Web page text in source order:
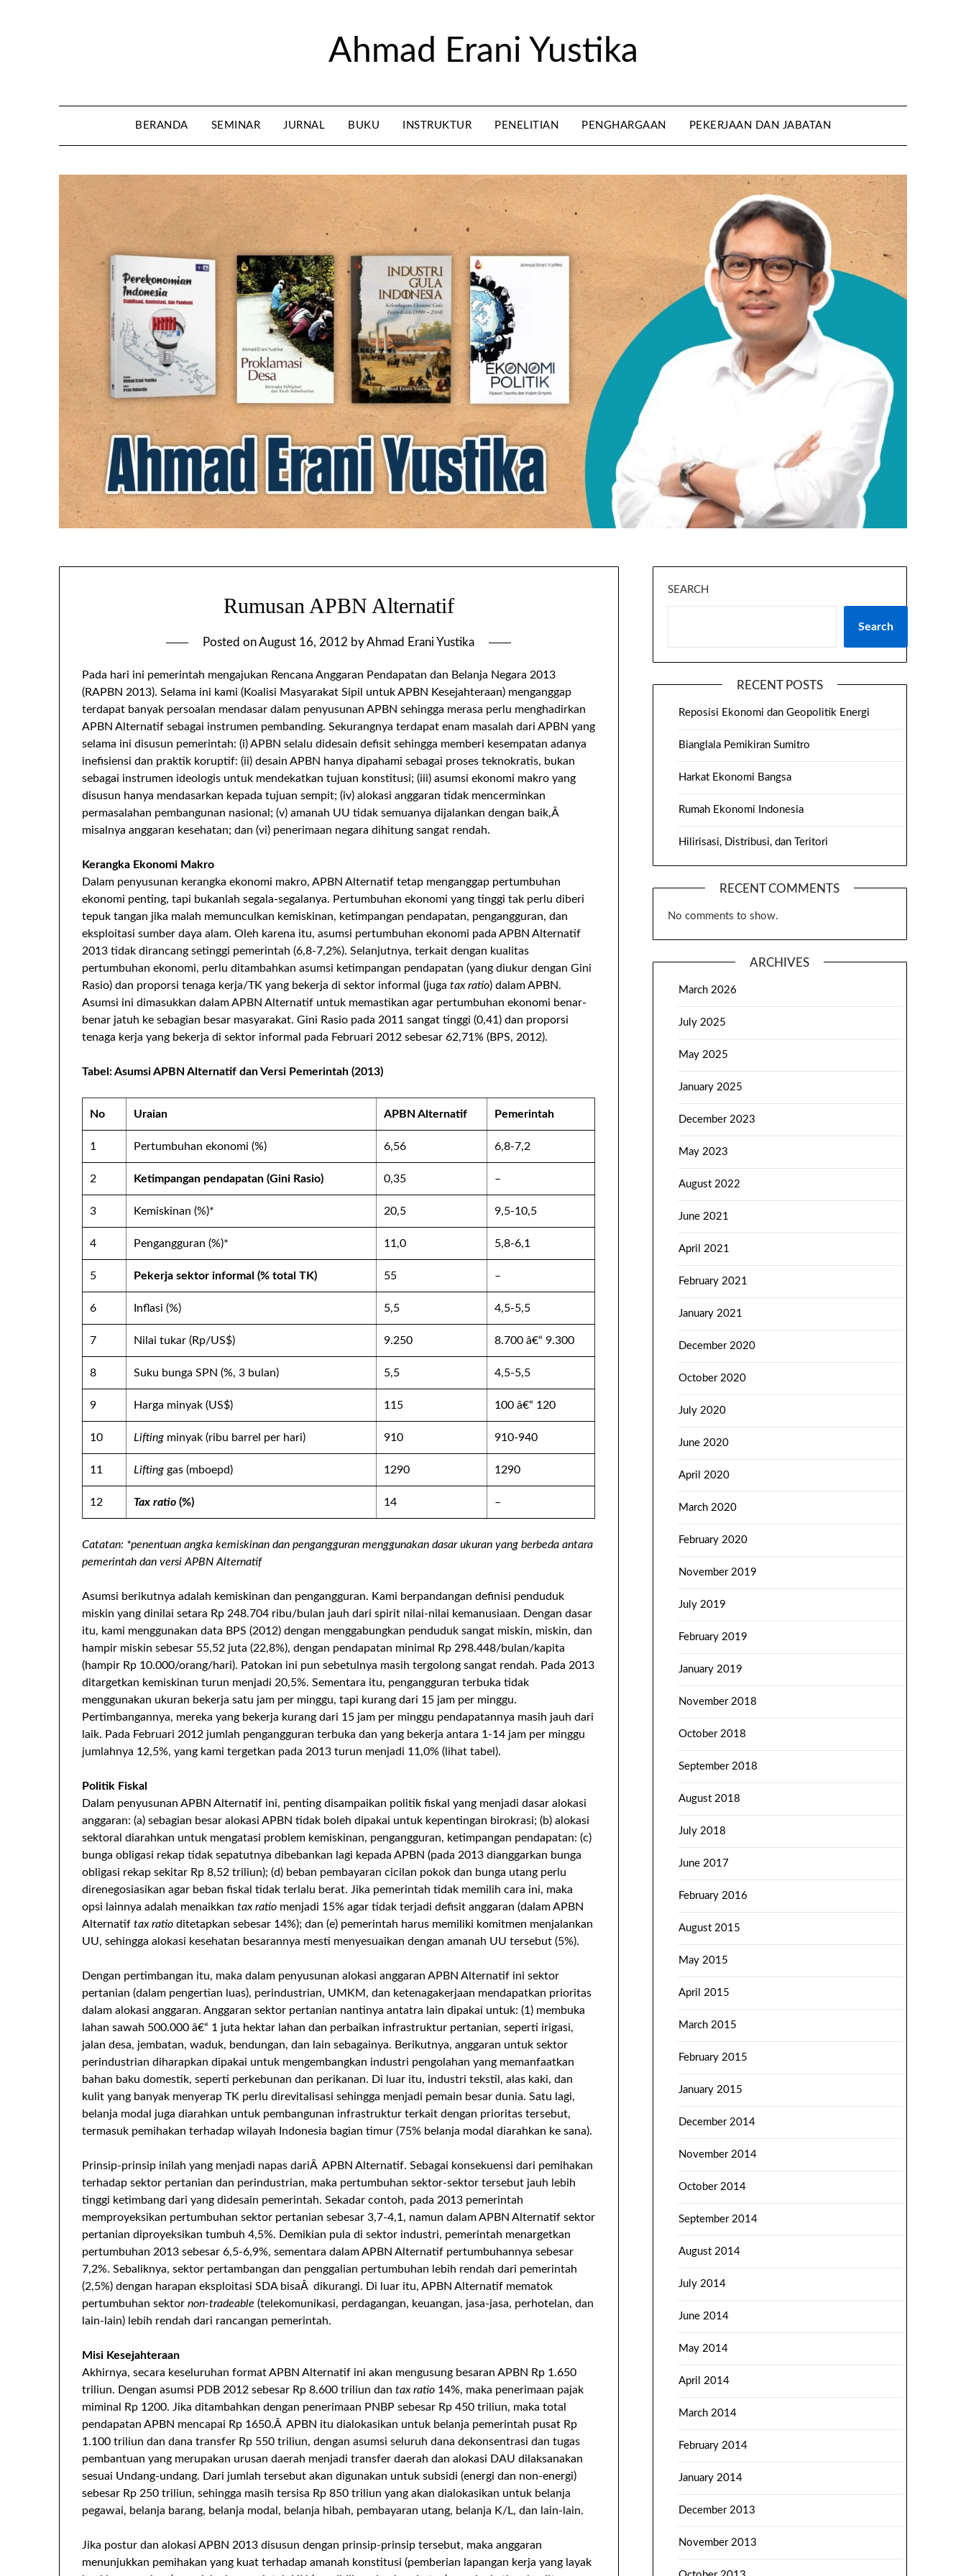
Ahmad Erani Yustika
BERANDA SEMINAR JURNAL BUKU INSTRUKTUR PENELITIAN PENGHARGAAN PEKERJAAN DAN JABATAN
Rumusan APBN Alternatif
Posted onAugust 16, 2012 byAhmad Erani Yustika
Pada hari ini pemerintah mengajukan Rencana Anggaran Pendapatan dan Belanja Negara 2013
(RAPBN 2013). Selama ini kami (Koalisi Masyarakat Sipil untuk APBN Kesejahteraan) menganggap
terdapat banyak persoalan mendasar dalam penyusunan APBN sehingga merasa perlu menghadirkan
APBN Alternatif sebagai instrumen pembanding. Sekurangnya terdapat enam masalah dari APBN yang
selama ini disusun pemerintah: (i) APBN selalu didesain defisit sehingga memberi kesempatan adanya
inefisiensi dan praktik koruptif: (ii) desain APBN hanya dipahami sebagai proses teknokratis, bukan
sebagai instrumen ideologis untuk mendekatkan tujuan konstitusi; (iii) asumsi ekonomi makro yang
disusun hanya mendasarkan kepada tujuan sempit; (iv) alokasi anggaran tidak mencerminkan
permasalahan pembangunan nasional; (v) amanah UU tidak semuanya dijalankan dengan baik,Â
misalnya anggaran kesehatan; dan (vi) penerimaan negara dihitung sangat rendah.
Kerangka Ekonomi Makro
Dalam penyusunan kerangka ekonomi makro, APBN Alternatif tetap menganggap pertumbuhan
ekonomi penting, tapi bukanlah segala-segalanya. Pertumbuhan ekonomi yang tinggi tak perlu diberi
tepuk tangan jika malah memunculkan kemiskinan, ketimpangan pendapatan, pengangguran, dan
eksploitasi sumber daya alam. Oleh karena itu, asumsi pertumbuhan ekonomi pada APBN Alternatif
2013 tidak dirancang setinggi pemerintah (6,8-7,2%). Selanjutnya, terkait dengan kualitas
pertumbuhan ekonomi, perlu ditambahkan asumsi ketimpangan pendapatan (yang diukur dengan Gini
Rasio) dan proporsi tenaga kerja/TK yang bekerja di sektor informal (jugatax ratio) dalam APBN.
Asumsi ini dimasukkan dalam APBN Alternatif untuk memastikan agar pertumbuhan ekonomi benar-
benar jatuh ke sebagian besar masyarakat. Gini Rasio pada 2011 sangat tinggi (0,41) dan proporsi
tenaga kerja yang bekerja di sektor informal pada Februari 2012 sebesar 62,71% (BPS, 2012).
Tabel: Asumsi APBN Alternatif dan Versi Pemerintah (2013)
No Uraian APBN Alternatif Pemerintah
1 Pertumbuhan ekonomi (%) 6,56 6,8-7,2
2 Ketimpangan pendapatan (Gini Rasio) 0,35 –
3 Kemiskinan (%)* 20,5 9,5-10,5
4 Pengangguran (%)* 11,0 5,8-6,1
5 Pekerja sektor informal (% total TK) 55 –
6 Inflasi (%) 5,5 4,5-5,5
7 Nilai tukar (Rp/US$) 9.250 8.700 â€“ 9.300
8 Suku bunga SPN (%, 3 bulan) 5,5 4,5-5,5
9 Harga minyak (US$) 115 100 â€“ 120
10 Lifting minyak (ribu barrel per hari) 910 910-940
11 Lifting gas (mboepd) 1290 1290
12 Tax ratio(%) 14 –
Catatan: *penentuan angkakemiskinan dan pengangguran menggunakan dasar ukuran yang berbeda antara
pemerintah dan versi APBN Alternatif
Asumsi berikutnya adalah kemiskinan dan pengangguran. Kami berpandangan definisi penduduk
miskin yang dinilai setara Rp 248.704 ribu/bulan jauh dari spirit nilai-nilai kemanusiaan. Dengan dasar
itu, kami menggunakan data BPS (2012) dengan menggabungkan penduduk sangat miskin, miskin, dan
hampir miskin sebesar 55,52 juta (22,8%), dengan pendapatan minimal Rp 298.448/bulan/kapita
(hampir Rp 10.000/orang/hari). Patokan ini pun sebetulnya masih tergolong sangat rendah. Pada 2013
ditargetkan kemiskinan turun menjadi 20,5%. Sementara itu, pengangguran terbuka tidak
menggunakan ukuran bekerja satu jam per minggu, tapi kurang dari 15 jam per minggu.
Pertimbangannya, mereka yang bekerja kurang dari 15 jam per minggu pendapatannya masih jauh dari
laik. Pada Februari 2012 jumlah pengangguran terbuka dan yang bekerja antara 1-14 jam per minggu
jumlahnya 12,5%, yang kami tergetkan pada 2013 turun menjadi 11,0% (lihat tabel).
Politik Fiskal
Dalam penyusunan APBN Alternatif ini, penting disampaikan politik fiskal yang menjadi dasar alokasi
anggaran: (a) sebagian besar alokasi APBN tidak boleh dipakai untuk kepentingan birokrasi; (b) alokasi
sektoral diarahkan untuk mengatasi problem kemiskinan, pengangguran, ketimpangan pendapatan: (c)
bunga obligasi rekap tidak sepatutnya dibebankan lagi kepada APBN (pada 2013 dianggarkan bunga
obligasi rekap sekitar Rp 8,52 triliun); (d) beban pembayaran cicilan pokok dan bunga utang perlu
direnegosiasikan agar beban fiskal tidak terlalu berat. Jika pemerintah tidak memilih cara ini, maka
opsi lainnya adalah menaikkantax ratio menjadi 15% agar tidak terjadi defisit anggaran (dalam APBN
Alternatiftax ratio ditetapkan sebesar 14%); dan (e) pemerintah harus memiliki komitmen menjalankan
UU, sehingga alokasi kesehatan besarannya mesti menyesuaikan dengan amanah UU tersebut (5%).
Dengan pertimbangan itu, maka dalam penyusunan alokasi anggaran APBN Alternatif ini sektor
pertanian (dalam pengertian luas), perindustrian, UMKM, dan ketenagakerjaan mendapatkan prioritas
dalam alokasi anggaran. Anggaran sektor pertanian nantinya antatra lain dipakai untuk: (1) membuka
lahan sawah 500.000 â€“ 1 juta hektar lahan dan perbaikan infrastruktur pertanian, seperti irigasi,
jalan desa, jembatan, waduk, bendungan, dan lain sebagainya. Berikutnya, anggaran untuk sektor
perindustrian diharapkan dipakai untuk mengembangkan industri pengolahan yang memanfaatkan
bahan baku domestik, seperti perkebunan dan perikanan. Di luar itu, industri tekstil, alas kaki, dan
kulit yang banyak menyerap TK perlu direvitalisasi sehingga menjadi pemain besar dunia. Satu lagi,
belanja modal juga diarahkan untuk pembangunan infrastruktur terkait dengan prioritas tersebut,
termasuk pemihakan terhadap wilayah Indonesia bagian timur (75% belanja modal diarahkan ke sana).
Prinsip-prinsip inilah yang menjadi napas dariÂ APBN Alternatif. Sebagai konsekuensi dari pemihakan
terhadap sektor pertanian dan perindustrian, maka pertumbuhan sektor-sektor tersebut jauh lebih
tinggi ketimbang dari yang didesain pemerintah. Sekadar contoh, pada 2013 pemerintah
memproyeksikan pertumbuhan sektor pertanian sebesar 3,7-4,1, namun dalam APBN Alternatif sektor
pertanian diproyeksikan tumbuh 4,5%. Demikian pula di sektor industri, pemerintah menargetkan
pertumbuhan 2013 sebesar 6,5-6,9%, sementara dalam APBN Alternatif pertumbuhannya sebesar
7,2%. Sebaliknya, sektor pertambangan dan penggalian pertumbuhan lebih rendah dari pemerintah
(2,5%) dengan harapan eksploitasi SDA bisaÂ dikurangi. Di luar itu, APBN Alternatif mematok
pertumbuhan sektornon-tradeable (telekomunikasi, perdagangan, keuangan, jasa-jasa, perhotelan, dan
lain-lain) lebih rendah dari rancangan pemerintah.
Misi Kesejahteraan
Akhirnya, secara keseluruhan format APBN Alternatif ini akan mengusung besaran APBN Rp 1.650
triliun. Dengan asumsi PDB 2012 sebesar Rp 8.600 triliun dantax ratio 14%, maka penerimaan pajak
miminal Rp 1200. Jika ditambahkan dengan penerimaan PNBP sebesar Rp 450 triliun, maka total
pendapatan APBN mencapai Rp 1650.Â APBN itu dialokasikan untuk belanja pemerintah pusat Rp
1.100 triliun dan dana transfer Rp 550 triliun, dengan asumsi seluruh dana dekonsentrasi dan tugas
pembantuan yang merupakan urusan daerah menjadi transfer daerah dan alokasi DAU dilaksanakan
sesuai Undang-undang. Dari jumlah tersebut akan digunakan untuk subsidi (energi dan non-energi)
sebesar Rp 250 triliun, sehingga masih tersisa Rp 850 triliun yang akan dialokasikan untuk belanja
pegawai, belanja barang, belanja modal, belanja hibah, pembayaran utang, belanja K/L, dan lain-lain.
Jika postur dan alokasi APBN 2013 disusun dengan prinsip-prinsip tersebut, maka anggaran
menunjukkan pemihakan yang kuat terhadap amanah konstitusi (pemberian lapangan kerja yang layak
SEARCH
Search
RECENT POSTS
Reposisi Ekonomi dan Geopolitik Energi
Bianglala Pemikiran Sumitro
Harkat Ekonomi Bangsa
Rumah Ekonomi Indonesia
Hilirisasi, Distribusi, dan Teritori
RECENT COMMENTS
No comments to show.
ARCHIVES
March 2026
July 2025
May 2025
January 2025
December 2023
May 2023
August 2022
June 2021
April 2021
February 2021
January 2021
December 2020
October 2020
July 2020
June 2020
April 2020
March 2020
February 2020
November 2019
July 2019
February 2019
January 2019
November 2018
October 2018
September 2018
August 2018
July 2018
June 2017
February 2016
August 2015
May 2015
April 2015
March 2015
February 2015
January 2015
December 2014
November 2014
October 2014
September 2014
August 2014
July 2014
June 2014
May 2014
April 2014
March 2014
February 2014
January 2014
December 2013
November 2013